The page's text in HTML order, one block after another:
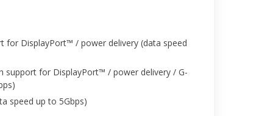
for DisplayPort™ / power delivery (data speed
support for DisplayPort™ / power delivery / G-
speed up to 5Gbps)